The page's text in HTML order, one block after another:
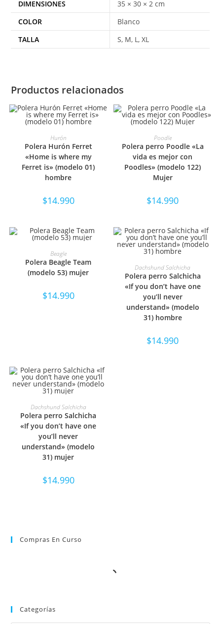
DIMENSIONES
35 × 30 × 2 cm
COLOR
Blanco
TALLA
S, M, L, XL
Productos relacionados
SELECCIONAR OPCIONES
Hurón
Polera Hurón Ferret
«Home is where my
Ferret is» (modelo 01)
hombre
$14.990
SELECCIONAR OPCIONES
Poodle
Polera perro Poodle «La
vida es mejor con
Poodles» (modelo 122)
Mujer
$14.990
SELECCIONAR OPCIONES
Beagle
Polera Beagle Team
(modelo 53) mujer
$14.990
SELECCIONAR OPCIONES
Dachshund Salchicha
Polera perro Salchicha
«If you don’t have one
you’ll never
understand» (modelo
31) hombre
$14.990
SELECCIONAR OPCIONES
Dachshund Salchicha
Polera perro Salchicha
«If you don’t have one
you’ll never
understand» (modelo
31) mujer
$14.990
Compras En Curso
Categorías